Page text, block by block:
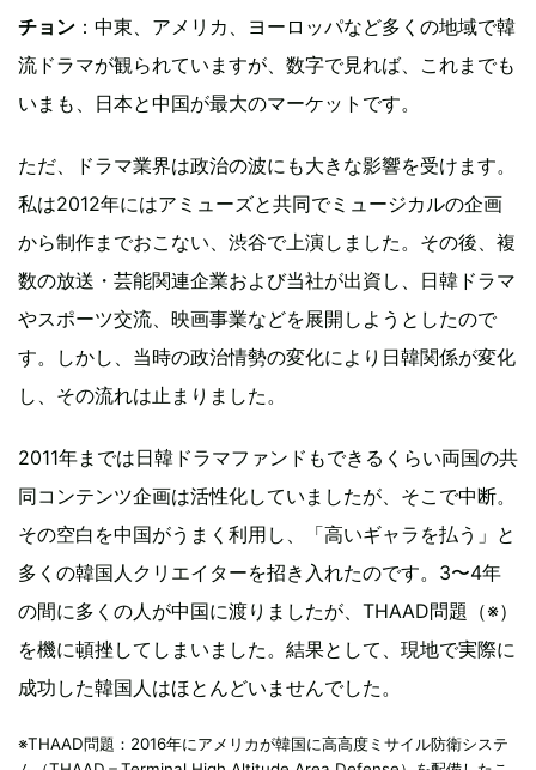
チョン ：中東、アメリカ、ヨーロッパなど多くの地域で韓
流ドラマが観られていますが、数字で見れば、これまでも
いまも、日本と中国が最大のマーケットです。
ただ、ドラマ業界は政治の波にも大きな影響を受けます。
私は2012年にはアミューズと共同でミュージカルの企画
から制作までおこない、渋谷で上演しました。その後、複
数の放送・芸能関連企業および当社が出資し、日韓ドラマ
やスポーツ交流、映画事業などを展開しようとしたので
す。しかし、当時の政治情勢の変化により日韓関係が変化
し、その流れは止まりました。
2011年までは日韓ドラマファンドもできるくらい両国の共
同コンテンツ企画は活性化していましたが、そこで中断。
その空白を中国がうまく利用し、「高いギャラを払う」と
多くの韓国人クリエイターを招き入れたのです。3〜4年
の間に多くの人が中国に渡りましたが、THAAD問題（※）
を機に頓挫してしまいました。結果として、現地で実際に
成功した韓国人はほとんどいませんでした。
※THAAD問題：2016年にアメリカが韓国に高高度ミサイル防衛システ